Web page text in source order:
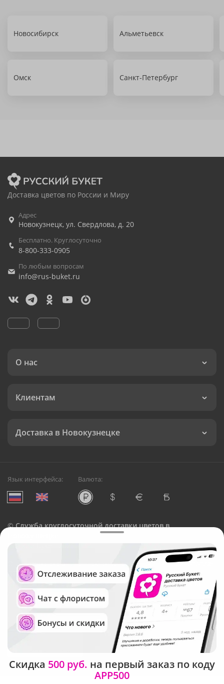
Новосибирск Альметьевск
Омск Санкт-Петербург
Доставка цветов по России и Миру
Адрес
Новокузнецк, ул. Свердлова, д. 20
Бесплатно. Круглосуточно
8-800-333-0905
По любым вопросам
info@rus-buket.ru
О нас
Клиентам
Доставка в Новокузнецке
Язык интерфейса: Валюта:
©Служба круглосуточной доставки цветов в
Русский Букет, 2026
Общество с ограниченной ответственностью «Технология»
ОГРН: 1195476081745, ИНН: 5410081997
Юридический адрес: г. Новосибирск, ул. Ипподромская,
д.42, оф. 3
Рейтинг Русского букета в г. Новокузнецк
Скидка 500 руб. на первый заказ по коду
APP500